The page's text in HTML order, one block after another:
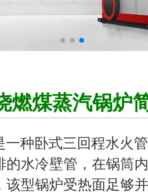
燃煤蒸汽锅炉
种卧式三回程水火管
的水冷壁管，在锅筒
该型锅炉受热面足够